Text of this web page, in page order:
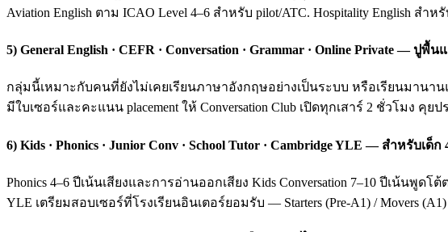
Aviation English ตาม ICAO Level 4–6 สำหรับ pilot/ATC. Hospitality English ส
5) General English · CEFR · Conversation · Grammar · Online Private — ปูพื้
กลุ่มนี้เหมาะกับคนที่ยังไม่เคยเรียนภาษาอังกฤษอย่างเป็นระบบ หรือเรียนมาน
มีใบเซอร์และคะแนน placement ให้ Conversation Club เปิดทุกเสาร์ 2 ชั่วโมง
6) Kids · Phonics · Junior Conv · School Tutor · Cambridge YLE — สำหรับเด็ก
Phonics 4–6 ปีเน้นเสียงและการอ่านออกเสียง Kids Conversation 7–10 ปีเน้นพูดโต้
YLE เตรียมสอบเซอร์ที่โรงเรียนอินเตอร์ยอมรับ — Starters (Pre-A1) / Movers